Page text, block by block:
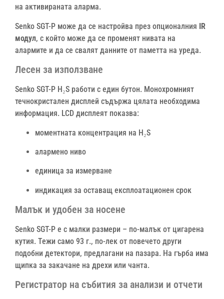
на активираната аларма.
Senko SGT-P може да се настройва през опционалния IR
модул, с който може да се променят нивата на
алармите и да се свалят данните от паметта на уреда.
Лесен за използване
Senko SGT-P H₂S работи с един бутон. Монохромният
течнокристален дисплей съдържа цялата необходима
информация. LCD дисплеят показва:
моментната концентрация на H₂S
алармено ниво
единица за измерване
индикация за оставащ експлоатационен срок
Малък и удобен за носене
Senko SGT-P е с малки размери – по-малък от цигарена
кутия. Тежи само 93 г., по-лек от повечето други
подобни детектори, предлагани на пазара. На гърба има
щипка за закачане на дрехи или чанта.
Регистратор на събития за анализи и отчети